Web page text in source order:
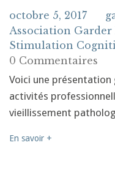
octobre 5, 2017
Association
Stimulation
0 Commentaires
Voici une
activités
vieillissement
En savoir +